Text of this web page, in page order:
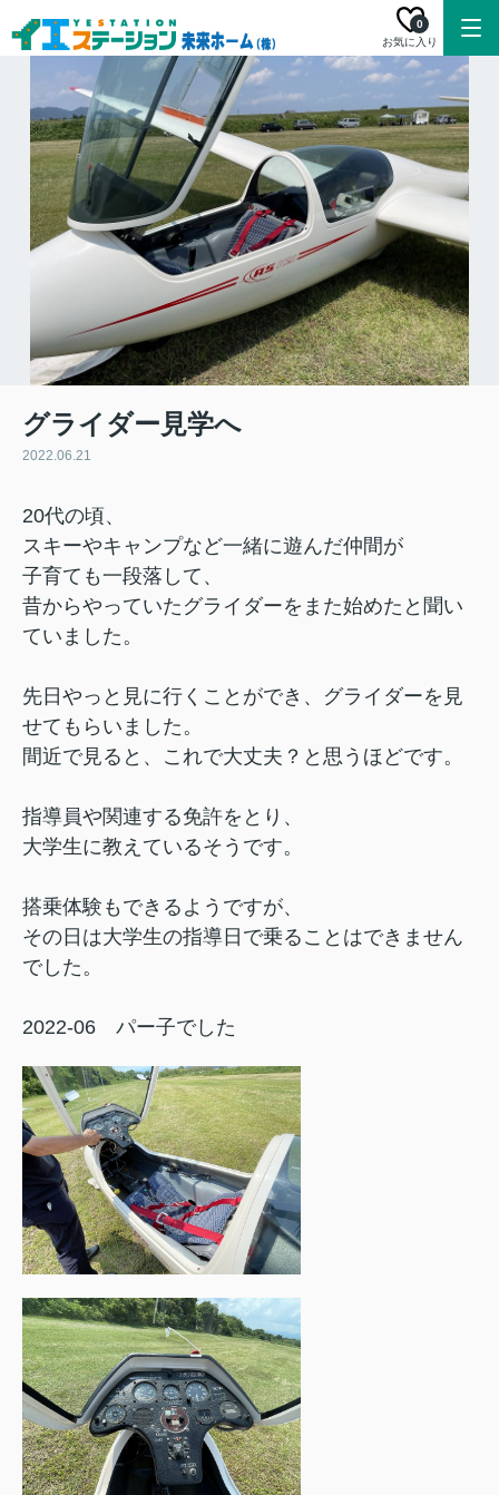
お気に入り
0
グライダー見学へ
2022.06.21
20代の頃、
スキーやキャンプなど一緒に遊んだ仲間が
子育ても一段落して、
昔からやっていたグライダーをまた始めたと聞い
ていました。
先日やっと見に行くことができ、グライダーを見
せてもらいました。
間近で見ると、これで大丈夫？と思うほどです。
指導員や関連する免許をとり、
大学生に教えているそうです。
搭乗体験もできるようですが、
その日は大学生の指導日で乗ることはできません
でした。
2022-06 パー子でした